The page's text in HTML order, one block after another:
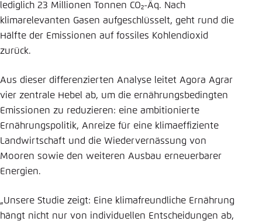
lediglich 23 Millionen Tonnen CO₂-Äq. Nach
klimarelevanten Gasen aufgeschlüsselt, geht rund die
Hälfte der Emissionen auf fossiles Kohlendioxid
zurück.
Aus dieser differenzierten Analyse leitet Agora Agrar
vier zentrale Hebel ab, um die ernährungsbedingten
Emissionen zu reduzieren: eine ambitionierte
Ernährungspolitik, Anreize für eine klimaeffiziente
Landwirtschaft und die Wiedervernässung von
Mooren sowie den weiteren Ausbau erneuerbarer
Energien.
„Unsere Studie zeigt: Eine klimafreundliche Ernährung
hängt nicht nur von individuellen Entscheidungen ab,